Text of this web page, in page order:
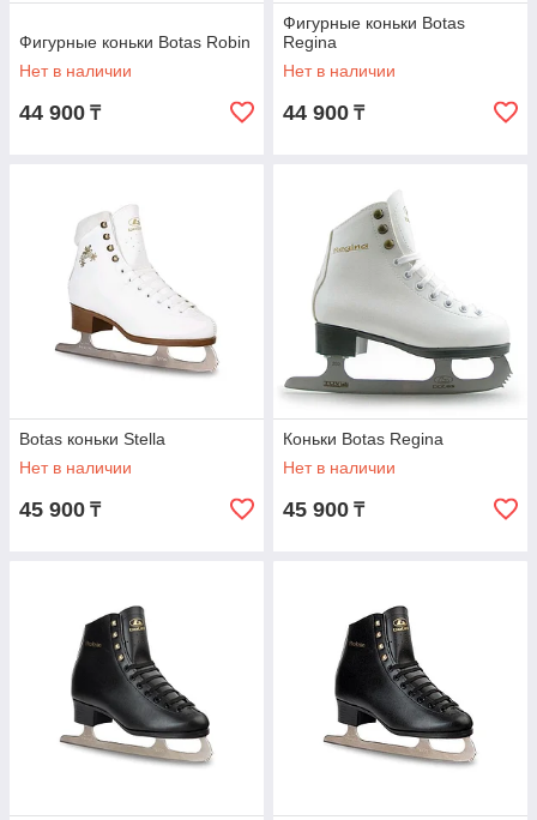
Фигурные коньки Botas Robin
Нет в наличии
44 900 ₸
Фигурные коньки Botas
Regina
Нет в наличии
44 900 ₸
Botas коньки Stella
Нет в наличии
45 900 ₸
Коньки Botas Regina
Нет в наличии
45 900 ₸